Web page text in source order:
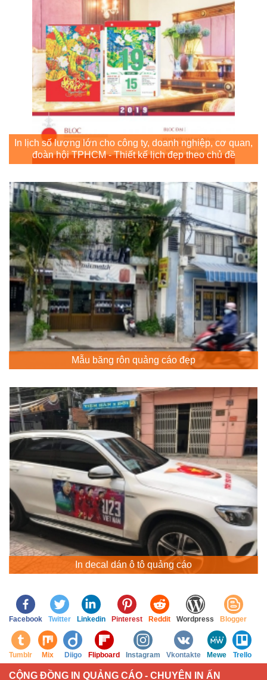
In lịch số lượng lớn cho công ty, doanh nghiệp, cơ quan,
đoàn hội TPHCM - Thiết kế lịch đẹp theo chủ đề
Mẫu băng rôn quảng cáo đẹp
In decal dán ô tô quảng cáo
Facebook Twitter Linkedin Pinterest Reddit Wordpress Blogger
Tumblr Mix Diigo Flipboard Instagram Vkontakte Mewe Trello
CỘNG ĐỒNG IN QUẢNG CÁO - CHUYÊN IN ẤN